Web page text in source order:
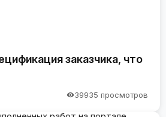
заказчика, что
39935 просмотров